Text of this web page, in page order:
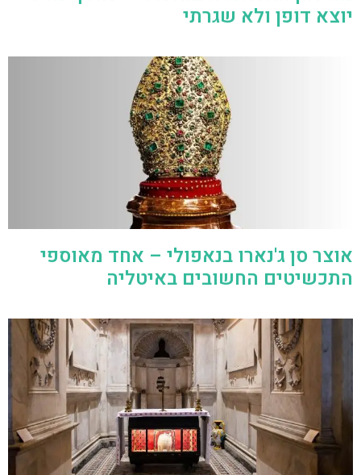
יוצא דופן ולא שגרתי
אוצר סן ג'נארו בנאפולי – אחד מאוספי
התכשיטים החשובים באיטליה